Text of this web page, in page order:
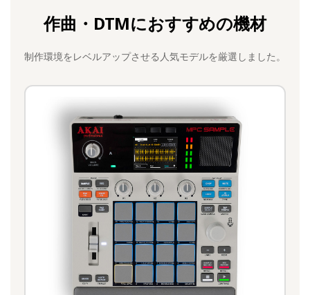
作曲・DTMにおすすめの機材
制作環境をレベルアップさせる人気モデルを厳選しました。